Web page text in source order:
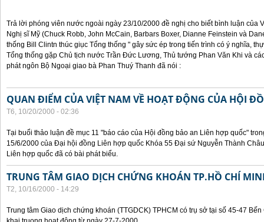
Trả lời phóng viên nước ngoài ngày 23/10/2000 đề nghị cho biết bình luận của
Nghị sĩ Mỹ (Chuck Robb, John McCain, Barbars Boxer, Dianne Feinstein và
thống Bill Clintn thúc giục Tổng thống " gây sức ép trong tiến trình có ý nghĩa,
Tổng thống gặp Chủ tịch nước Trần Đức Lương, Thủ tướng Phan Văn Khi và
phát ngôn Bộ Ngoại giao bà Phan Thuý Thanh đã nói :
QUAN ĐIỂM CỦA VIỆT NAM VỀ HOẠT ĐỘNG CỦA HỘI
T6, 10/20/2000 - 02:36
Tại buổi thảo luận đề mục 11 "báo cáo của Hội đồng bảo an Liên hợp quốc"
15/6/2000 của Đại hội đồng Liên hợp quốc Khóa 55 Đại sứ Nguyễn Thành
Liên hợp quốc đã có bài phát biểu.
TRUNG TÂM GIAO DỊCH CHỨNG KHOÁN TP.HỒ CHÍ
T2, 10/16/2000 - 14:29
Trung tâm Giao dịch chứng khoán (TTGDCK) TPHCM có trụ sở tại số 45-47